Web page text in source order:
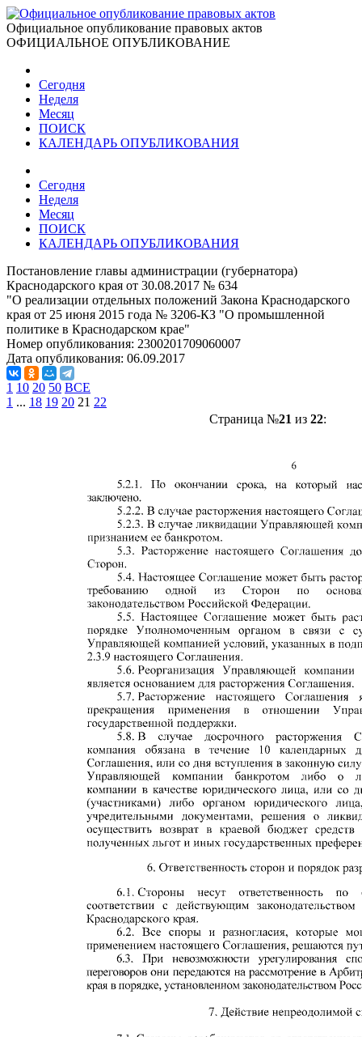
Официальное опубликование правовых актов
ОФИЦИАЛЬНОЕ ОПУБЛИКОВАНИЕ
Сегодня
Неделя
Месяц
ПОИСК
КАЛЕНДАРЬ ОПУБЛИКОВАНИЯ
Сегодня
Неделя
Месяц
ПОИСК
КАЛЕНДАРЬ ОПУБЛИКОВАНИЯ
Постановление главы администрации (губернатора)
Краснодарского края от 30.08.2017 № 634
"О реализации отдельных положений Закона Краснодарского
края от 25 июня 2015 года № 3206-КЗ "О промышленной
политике в Краснодарском крае"
Номер опубликования: 2300201709060007
Дата опубликования: 06.09.2017
1 10 20 50 ВСЕ
1 ... 18 19 20 21 22
Страница №21 из 22: